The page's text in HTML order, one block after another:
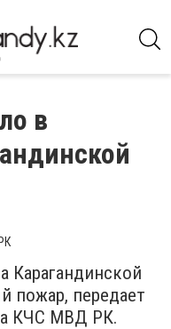
в
Карагандинской
пожар, передает
КЧС МВД РК.